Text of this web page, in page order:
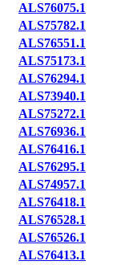
ALS76075.1
ALS75782.1
ALS76551.1
ALS75173.1
ALS76294.1
ALS73940.1
ALS75272.1
ALS76936.1
ALS76416.1
ALS76295.1
ALS74957.1
ALS76418.1
ALS76528.1
ALS76526.1
ALS76413.1